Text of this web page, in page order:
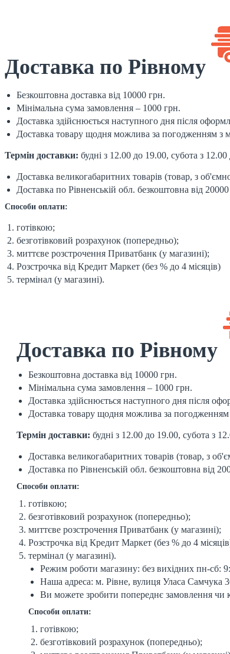
Доставка по Рівному
Безкоштовна доставка від 10000 грн.
Мінімальна сума замовлення – 1000 грн.
Доставка здійснюється наступного дня після
Доставка товару щодня можлива за погодженням з
Термін доставки: будні з 12.00 до 19.00, субота з
Доставка великогабаритних товарів (товар, з
Доставка по Рівненській обл. безкоштовна від
Способи оплати:
готівкою;
безготівковий розрахунок (попередньо);
миттєве розстрочення Приватбанк (у магазині);
Розстрочка від Кредит Маркет (без % до 4 місяців)
термінал (у магазині).
Доставка по Рівному
Безкоштовна доставка від 10000 грн.
Мінімальна сума замовлення – 1000 грн.
Доставка здійснюється наступного дня після
Доставка товару щодня можлива за
Термін доставки: будні з 12.00 до 19.00, субота з
Доставка великогабаритних товарів (товар, з
Доставка по Рівненській обл. безкоштовна від
Способи оплати:
готівкою;
безготівковий розрахунок (попередньо);
миттєве розстрочення Приватбанк (у магазині);
Розстрочка від Кредит Маркет (без % до 4
термінал (у магазині).
Режим роботи магазину: без вихідних пн-сб:
Наша адреса: м. Рівне, вулиця Уласа Самчука
Ви можете зробити попереднє замовлення чи
Способи оплати:
готівкою;
безготівковий розрахунок (попередньо);